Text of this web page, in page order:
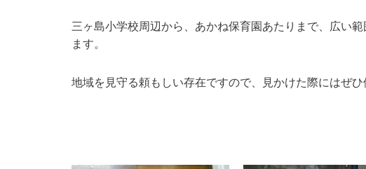
三ヶ島小学校周辺から、あかね保育園あたりまで、広い
ます。
地域を見守る頼もしい存在ですので、見かけた際にはぜ